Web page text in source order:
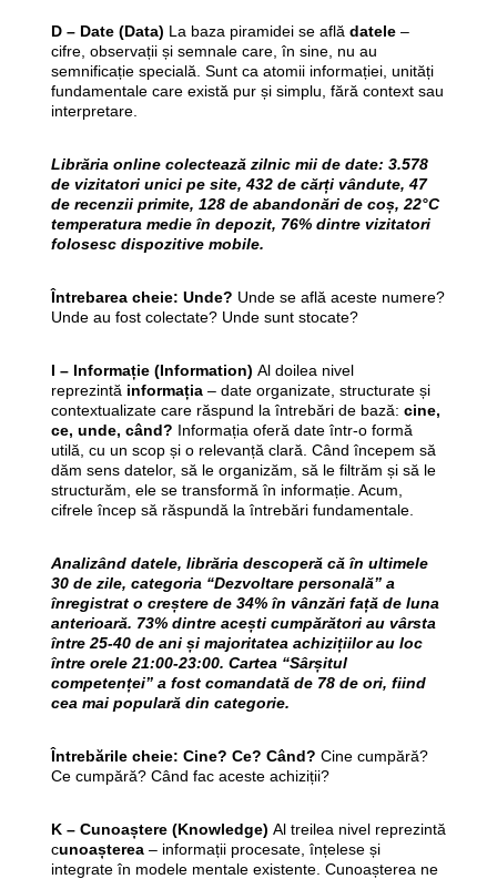
D – Date (Data) La baza piramidei se află datele–
cifre, observații și semnale care, în sine, nu au
semnificație specială. Sunt ca atomii informației, unități
fundamentale care există pur și simplu, fără context sau
interpretare.
Librăria online colectează zilnic mii de date: 3.578
de vizitatori unici pe site, 432 de cărți vândute, 47
de recenzii primite, 128 de abandonări de coș, 22°C
temperatura medie în depozit, 76% dintre vizitatori
folosesc dispozitive mobile.
Întrebarea cheie: Unde? Unde se află aceste numere?
Unde au fost colectate? Unde sunt stocate?
I – Informație (Information) Al doilea nivel
reprezintă informația– date organizate, structurate și
contextualizate care răspund la întrebări de bază: cine,
ce, unde, când? Informația oferă date într-o formă
utilă, cu un scop și o relevanță clară. Când începem să
dăm sens datelor, să le organizăm, să le filtrăm și să le
structurăm, ele se transformă în informație. Acum,
cifrele încep să răspundă la întrebări fundamentale.
Analizând datele, librăria descoperă că în ultimele
30 de zile, categoria “Dezvoltare personală” a
înregistrat o creștere de 34% în vânzări față de luna
anterioară. 73% dintre acești cumpărători au vârsta
între 25-40 de ani și majoritatea achizițiilor au loc
între orele 21:00-23:00. Cartea “Sârșitul
competenței” a fost comandată de 78 de ori, fiind
cea mai populară din categorie.
Întrebările cheie: Cine? Ce? Când? Cine cumpără?
Ce cumpără? Când fac aceste achiziții?
K – Cunoaștere (Knowledge) Al treilea nivel reprezintă
cunoașterea– informații procesate, înțelese și
integrate în modele mentale existente. Cunoașterea ne